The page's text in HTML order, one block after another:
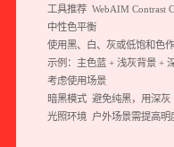
工具推荐 WebAIM Contrast
中性色平衡
使用黑、白、灰或低饱和色
示例：主色蓝 + 浅灰背景 +
考虑使用场景
暗黑模式 避免纯黑，用深灰
光照环境 户外场景需提高明